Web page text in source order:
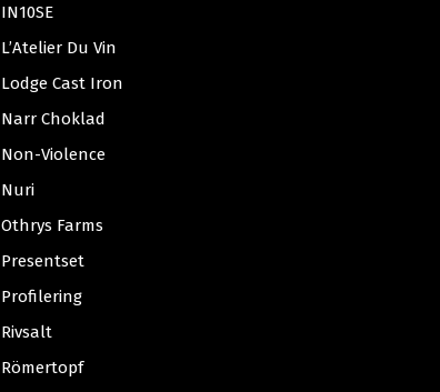
IN10SE
L’Atelier Du Vin
Lodge Cast Iron
Narr Choklad
Non-Violence
Nuri
Othrys Farms
Presentset
Profilering
Rivsalt
Römertopf